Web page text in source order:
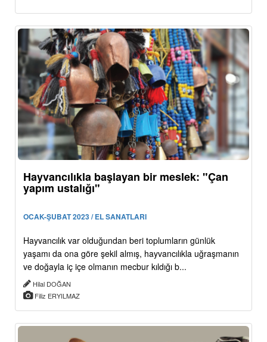
Hayvancılıkla başlayan bir meslek: "Çan
yapım ustalığı"
OCAK-ŞUBAT 2023 / EL SANATLARI
Hayvancılık var olduğundan beri toplumların günlük
yaşamı da ona göre şekil almış, hayvancılıkla uğraşmanın
ve doğayla iç içe olmanın mecbur kıldığı b...
Hilal DOĞAN
Filiz ERYILMAZ